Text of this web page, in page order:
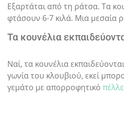
Εξαρτάται από τη ράτσα. Τα
φτάσουν 6-7 κιλά. Μια μεσαία
Τα κουνέλια
Ναί, τα κουνέλια
γωνία του κλουβιού, εκεί
γεμάτο με απορροφητικό